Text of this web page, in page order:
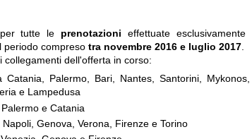
tutte le prenotazioni effettuate esclusivamente
periodo compreso tra novembre 2016 e luglio 2017
collegamenti dell'offerta in corso:
Catania, Palermo, Bari, Nantes, Santorini,
e Lampedusa
e Catania
Napoli, Genova, Verona, Firenze e Torino